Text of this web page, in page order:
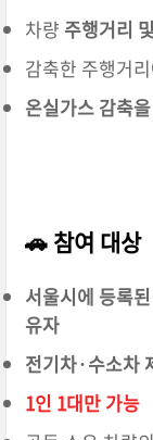
차량 주행거리
감축한 주행거
온실가스 감축
🚗참여 대상
서울시에 등록
유자
전기차·수소차
1인 1대만 가능